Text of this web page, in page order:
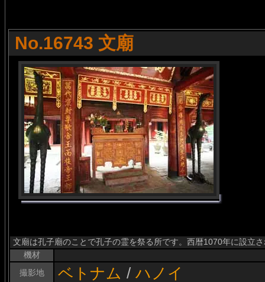
No.16743 文廟
文廟は孔子廟のことで孔子の霊を祭る所です。西暦1070年に設立
機材
撮影地
ベトナム / ハノイ